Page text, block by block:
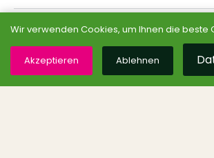
5. Keine Genehmigung neuer
6. Ausschluss der Unterstützung
Wir verwenden Cookies, um Ihnen die
Akzeptieren Ablehnen